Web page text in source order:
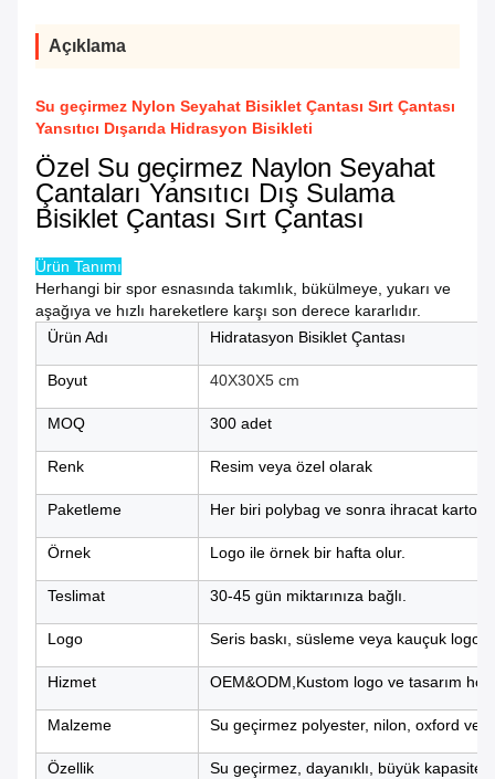
Açıklama
Su geçirmez Nylon Seyahat Bisiklet Çantası Sırt Çantası
Yansıtıcı Dışarıda Hidrasyon Bisikleti
Özel Su geçirmez Naylon Seyahat
Çantaları Yansıtıcı Dış Sulama
Bisiklet Çantası Sırt Çantası
Ürün Tanımı
Herhangi bir spor esnasında takımlık, bükülmeye, yukarı ve
aşağıya ve hızlı hareketlere karşı son derece kararlıdır.
Ürün Adı
Hidratasyon Bisiklet Çantası
Boyut 40X30X5 cm
MOQ 300 adet
Renk Resim veya özel olarak
Paketleme Her biri polybag ve sonra ihracat
Örnek Logo ile örnek bir hafta olur.
Teslimat 30-45 gün miktarınıza bağlı.
Logo Seris baskı, süsleme veya kauçuk
Hizmet OEM&ODM,Kustom logo ve tasarım
Malzeme Su geçirmez polyester, nilon, oxford
Özellik Su geçirmez, dayanıklı, büyük kapasiteli